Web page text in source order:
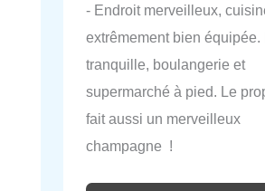
- Endroit merveilleux,
extrêmement bien équipée.
tranquille, boulangerie et
supermarché à pied. Le
fait aussi un merveilleux
champagne !